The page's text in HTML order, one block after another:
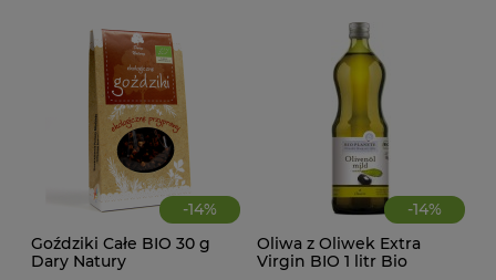
-14%
Goździki Całe BIO 30 g
Dary Natury
-14%
Oliwa z Oliwek Extra
Virgin BIO 1 litr Bio